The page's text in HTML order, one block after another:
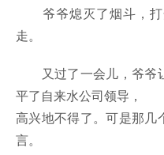
爷爷熄灭了烟斗，打
走。
又过了一会儿，爷爷
平了自来水公司领导，
高兴地不得了。可是那几
言。